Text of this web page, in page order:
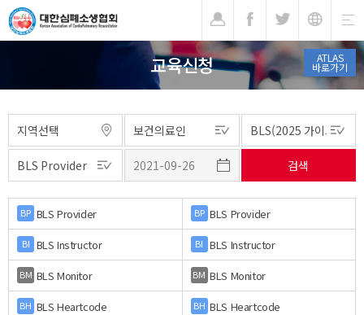
ATLAS
바로가기
교육신청
BP BLS Provider BP BLS Provider
BI BLS Instructor BI BLS Instructor
BM BLS Monitor BM BLS Monitor
BH BLS Heartcode BH BLS Heartcode